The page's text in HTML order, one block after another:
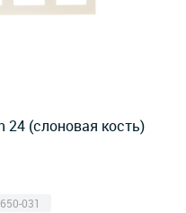
24 (слоновая кость)
031